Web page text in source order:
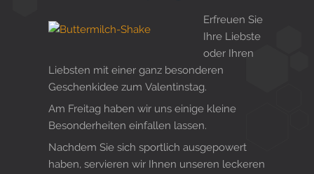
Erfreuen Sie
Ihre Liebste
oder Ihren
Liebsten mit einer ganz besonderen
Geschenkidee zum Valentinstag.
Am Freitag haben wir uns einige kleine
Besonderheiten einfallen lassen.
Nachdem Sie sich sportlich ausgepowert
haben, servieren wir Ihnen unseren leckeren